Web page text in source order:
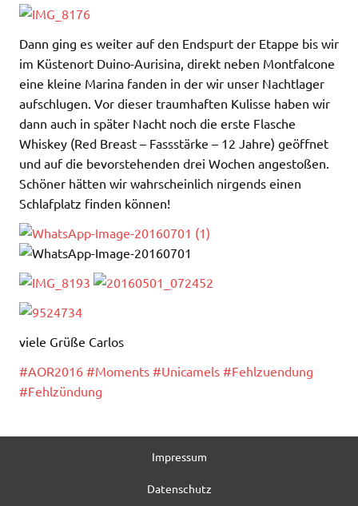
Dann ging es weiter auf den Endspurt der Etappe bis wir
im Küstenort Duino-Aurisina, direkt neben Montfalcone
eine kleine Marina fanden in der wir unser Nachtlager
aufschlugen. Vor dieser traumhaften Kulisse haben wir
dann auch in später Nacht noch die erste Flasche
Whiskey (Red Breast – Fassstärke – 12 Jahre) geöffnet
und auf die bevorstehenden drei Wochen angestoßen.
Schöner hätten wir wahrscheinlich nirgends einen
Schlafplatz finden können!
viele Grüße Carlos
‪#‎AOR2016‬ ‪#‎Moments‬ ‪#‎Unicamels‬ ‪#‎Fehlzuendung‬
‪#‎Fehlzündung‬
Impressum
Datenschutz